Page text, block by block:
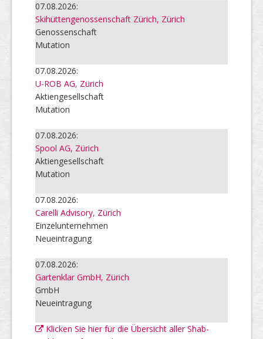
07.08.2026:
Skihüttengenossenschaft Zürich, Zürich
Genossenschaft
Mutation
07.08.2026:
U-ROB AG, Zürich
Aktiengesellschaft
Mutation
07.08.2026:
Spool AG, Zürich
Aktiengesellschaft
Mutation
07.08.2026:
Carelli Advisory, Zürich
Einzelunternehmen
Neueintragung
07.08.2026:
Gartenklar GmbH, Zürich
GmbH
Neueintragung
Klicken Sie hier für die Übersicht aller Shab-